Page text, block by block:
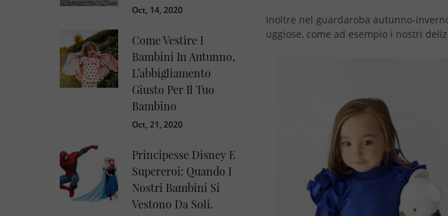
Inoltre nel guardaroba autunno-
uggiose, come ad esempio i nostri
Oct, 14, 2020
Come Vestire I
Bambini In Autunno,
L’abbigliamento
Giusto Per Il Tuo
Bambino
Oct, 21, 2020
Principesse Disney E
Supereroi: Quando I
Nostri Bambini Si
Vestono Da Soli.